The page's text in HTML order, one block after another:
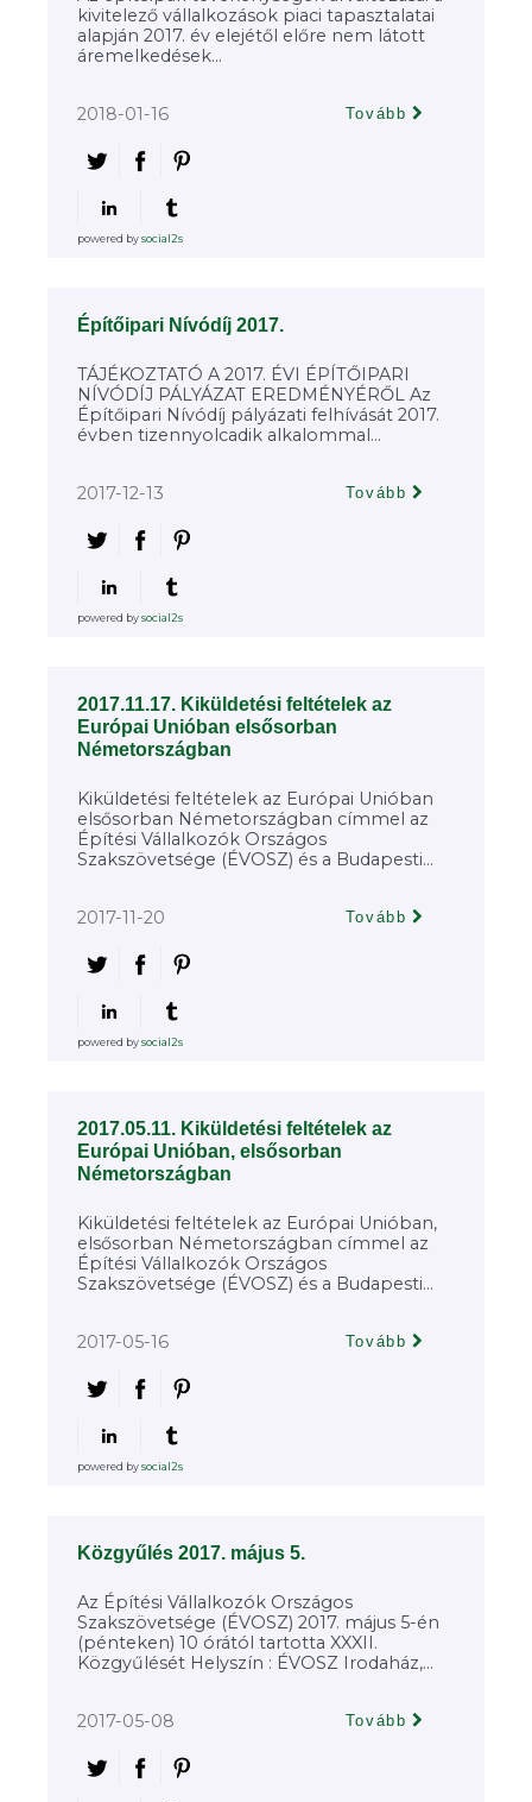
kivitelező vállalkozások piaci tapasztalatai
alapján 2017. év elejétől előre nem látott
áremelkedések...
2018-01-16 Tovább
powered bysocial2s
Építőipari Nívódíj 2017.
TÁJÉKOZTATÓ A 2017. ÉVI ÉPÍTŐIPARI
NÍVÓDÍJ PÁLYÁZAT EREDMÉNYÉRŐL Az
Építőipari Nívódíj pályázati felhívását 2017.
évben tizennyolcadik alkalommal...
2017-12-13 Tovább
powered bysocial2s
2017.11.17. Kiküldetési feltételek az
Európai Unióban elsősorban
Németországban
Kiküldetési feltételek az Európai Unióban
elsősorban Németországban címmel az
Építési Vállalkozók Országos
Szakszövetsége (ÉVOSZ) és a Budapesti...
2017-11-20 Tovább
powered bysocial2s
2017.05.11. Kiküldetési feltételek az
Európai Unióban, elsősorban
Németországban
Kiküldetési feltételek az Európai Unióban,
elsősorban Németországban címmel az
Építési Vállalkozók Országos
Szakszövetsége (ÉVOSZ) és a Budapesti...
2017-05-16 Tovább
powered bysocial2s
Közgyűlés 2017. május 5.
Az Építési Vállalkozók Országos
Szakszövetsége (ÉVOSZ) 2017. május 5-én
(pénteken) 10 órától tartotta XXXII.
Közgyűlését Helyszín : ÉVOSZ Irodaház,...
2017-05-08 Tovább